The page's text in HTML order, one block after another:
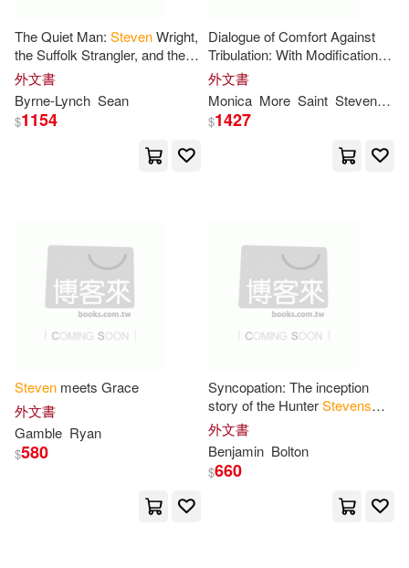
Harris(59) Long(59)
Davis(58) Kaplan(58)
Heine(57)
Kroll(56)
Simon(56) Susan J.(56)
Ross(55)
South-Western Pub(22)
Benjamin-Cummings Pub Co(21)
Capstone Pr Inc(21)
Holiday House(21)
Mathematics Leagues(21)
Orchard Pubns(21)
Wolters Kluwer Law and Business
Baker Pub Group(20)
The Quiet Man: StevenWright,
the Suffolk Strangler, and the
Thirty-Year Shadow
外文書
Byrne-Lynch Sean
$1154
Dialogue of Comfort Against
Tribulation: With Modifications
To Obsolete Language By
Monica
Edition)
外文書
Monica More Saint Stevens
$1427
Steven meets Grace
外文書
Gamble Ryan
$580
Syncopation: The inception
story of the HunterStevens
series
外文書
Benjamin Bolton
$660